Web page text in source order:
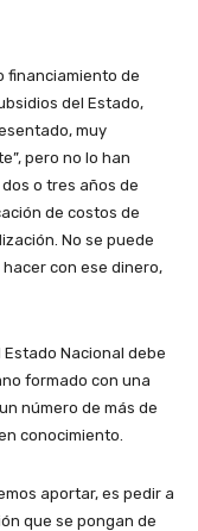
financiamiento de
del Estado,
muy
pero no lo han
o tres años de
de costos de
No se puede
con ese dinero,
Nacional debe
formado con una
número de más de
conocimiento.
aportar, es pedir a
que se pongan de